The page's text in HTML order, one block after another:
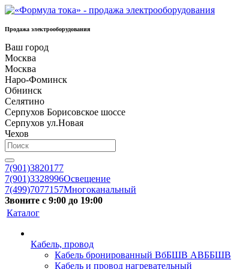
Продажа электрооборудования
Ваш город
Москва
Москва
Наро-Фоминск
Обнинск
Селятино
Серпухов Борисовское шоссе
Серпухов ул.Новая
Чехов
7(901)3820177
7(901)3328996Освещение
7(499)7077157Многоканальный
Звоните с 9:00 до 19:00
Каталог
Кабель, провод
Кабель бронированный ВбБШВ АВББШВ
Кабель и провод нагревательный